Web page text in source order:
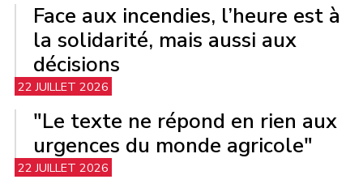
Face aux incendies, l’heure est à
la solidarité, mais aussi aux
décisions
22 JUILLET 2026
"Le texte ne répond en rien aux
urgences du monde agricole"
22 JUILLET 2026